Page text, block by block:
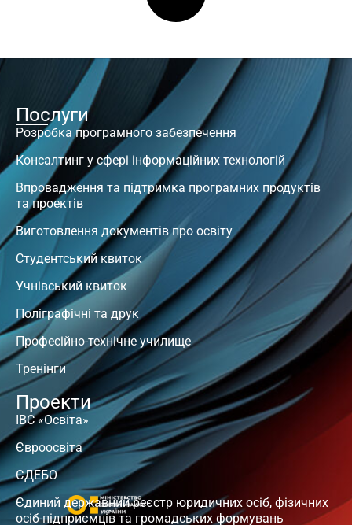
Послуги
Розробка програмного забезпечення
Консалтинг у сфері інформаційних технологій
Впровадження та підтримка програмних продуктів
та проектів
Виготовлення документів про освіту
Студентський квиток
Учнівський квиток
Поліграфічні та друк
Професійно-технічне училище
Тренінги
Проекти
ІВС «Освіта»
Євроосвіта
ЄДЕБО
Єдиний державний реєстр юридичних осіб, фізичних
осіб-підприємців та громадських формувань